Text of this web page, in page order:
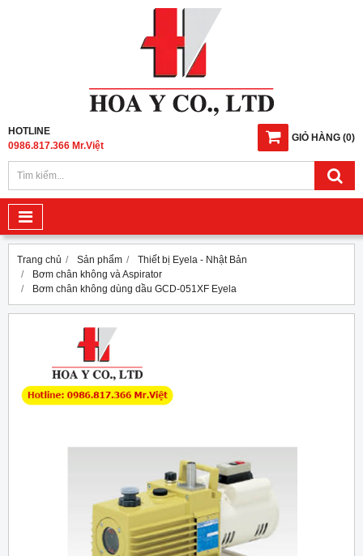
GIỎ HÀNG (0)
HOTLINE
0986.817.366 Mr.Việt
Trang chủ Sản phẩm
Thiết bị Eyela - Nhật Bản
Bơm chân không và Aspirator
Bơm chân không dùng dầu GCD-051XF Eyela